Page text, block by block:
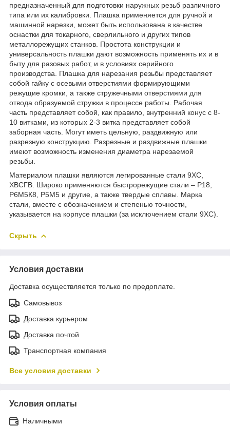
предназначенный для подготовки наружных резьб различного
типа или их калибровки. Плашка применяется для ручной и
машинной нарезки, может быть использована в качестве
оснастки для токарного, сверлильного и других типов
металлорежущих станков. Простота конструкции и
универсальность плашки дают возможность применять их и в
быту для разовых работ, и в условиях серийного
производства. Плашка для нарезания резьбы представляет
собой гайку с осевыми отверстиями формирующими
режущие кромки, а также стружечными отверстиями для
отвода образуемой стружки в процессе работы. Рабочая
часть представляет собой, как правило, внутренний конус с 8-
10 витками, из которых 2-3 витка представляет собой
заборная часть. Могут иметь цельную, раздвижную или
разрезную конструкцию. Разрезные и раздвижные плашки
имеют возможность изменения диаметра нарезаемой
резьбы.
Материалом плашки являются легированные стали 9ХС,
ХВСГВ. Широко применяются быстрорежущие стали – Р18,
Р6М5К8, Р5М5 и другие, а также твердые сплавы. Марка
стали, вместе с обозначением и степенью точности,
указывается на корпусе плашки (за исключением стали 9ХС).
Скрыть
Условия доставки
Доставка осуществляется только по предоплате.
Самовывоз
Доставка курьером
Доставка почтой
Транспортная компания
Все условия доставки
Условия оплаты
Наличными